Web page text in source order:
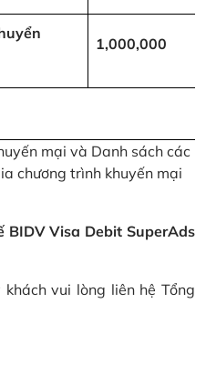
1,000,000
mại và Danh sách các
chương trình khuyến mại
BIDV Visa Debit SuperAds
vui lòng liên hệ Tổng